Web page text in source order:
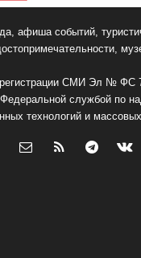
афиша событий,
СМИ Эл № ФС
службой по
технологий и